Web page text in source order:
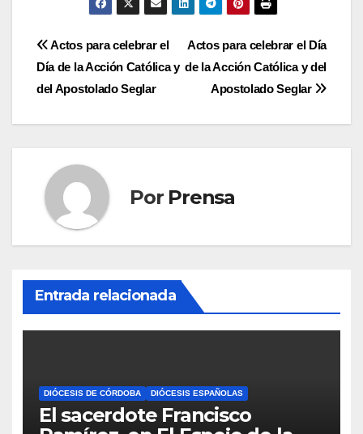
Navegación
de
entradas
Actos para celebrar el Día
de la Acción Católica y del
Apostolado Seglar
Actos para celebrar el
Día de la Acción Católica y
del Apostolado Seglar
Por Prensa
Entrada relacionada
DIÓCESIS DE CÓRDOBA DIÓCESIS ESPAÑOLAS
El sacerdote Francisco